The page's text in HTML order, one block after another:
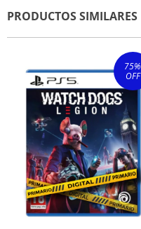
PRODUCTOS SIMILARES
75%
OFF